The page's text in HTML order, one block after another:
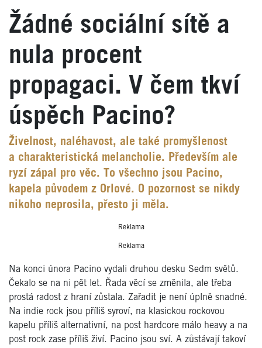
Žádné sociální sítě a
nula procent
propagaci. V čem tkví
úspěch Pacino?
Živelnost, naléhavost, ale také promyšlenost
a charakteristická melancholie. Především ale
ryzí zápal pro věc. To všechno jsou Pacino,
kapela původem z Orlové. O pozornost se nikdy
nikoho neprosila, přesto ji měla.
Reklama
Reklama
Na konci února Pacino vydali druhou desku Sedm světů.
Čekalo se na ni pět let. Řada věcí se změnila, ale třeba
prostá radost z hraní zůstala. Zařadit je není úplně snadné.
Na indie rock jsou příliš syroví, na klasickou rockovou
kapelu příliš alternativní, na post hardcore málo heavy a na
post rock zase příliš živí. Pacino jsou sví. A zůstávají takoví